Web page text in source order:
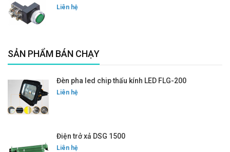
Liên hệ
SẢN PHẨM BÁN CHẠY
Đèn pha led chip thấu kính LED FLG-200
Liên hệ
Điện trở xả DSG 1500
Liên hệ